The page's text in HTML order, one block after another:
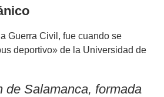
Guerra Civil, fue cuando se
deportivo» de la Universidad de
de Salamanca, formada